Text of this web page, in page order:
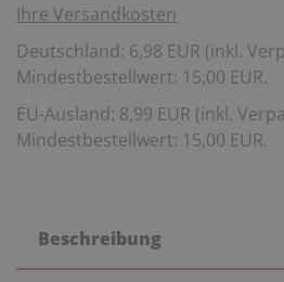
Ihre Versandkosten
Deutschland: 6,98 EUR (inkl.
Mindestbestellwert: 15,00 EUR.
EU-Ausland: 8,99 EUR (inkl.
Mindestbestellwert: 15,00 EUR.
Beschreibung